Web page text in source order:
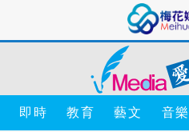
即時 教育 藝文 音樂